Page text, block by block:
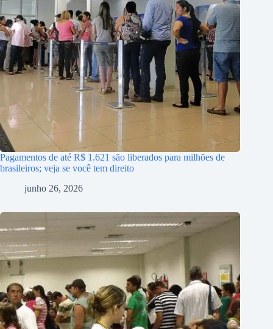
Pagamentos de até R$ 1.621 são liberados para milhões de
brasileiros; veja se você tem direito
junho 26, 2026